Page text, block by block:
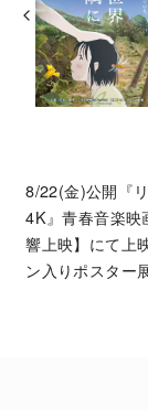
8/22(金)公開『
4K』青春音楽映
響上映】にて上
ン入りポスター